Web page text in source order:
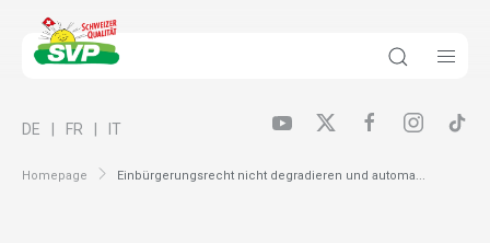
Homepage Einbürgerungsrecht nicht degradieren und automa...
DE FR IT